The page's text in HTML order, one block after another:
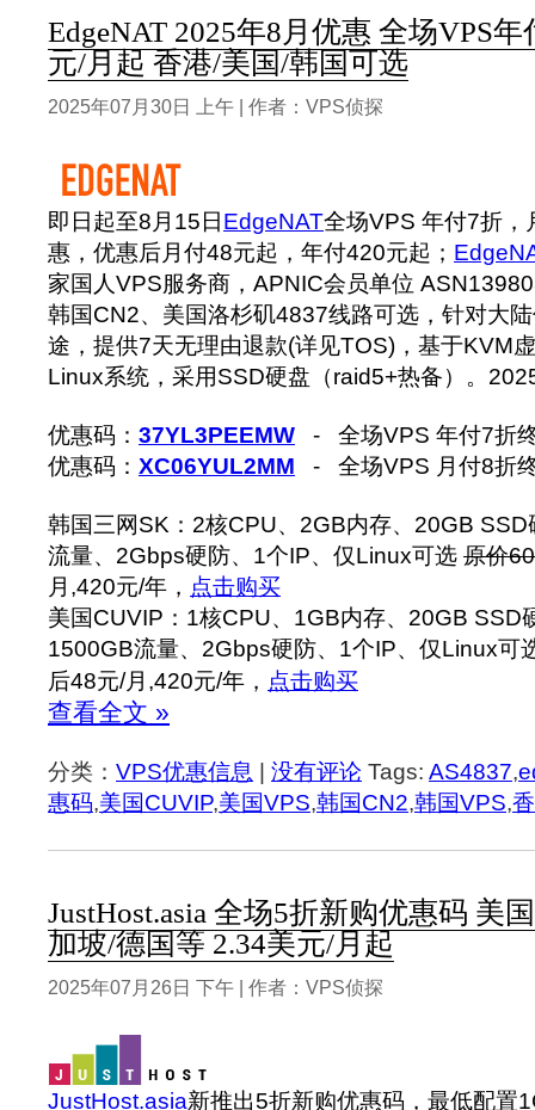
EdgeNAT 2025年8月优惠 全场VPS
元/月起 香港/美国/韩国可选
2025年07月30日 上午 | 作者：VPS侦探
即日起至8月15日EdgeNAT全场VPS 年付7折，
惠，优惠后月付48元起，年付420元起；
家国人VPS服务商，APNIC会员单位
韩国CN2、美国洛杉矶4837线路可选，针对大
途，提供7天无理由退款(详见TOS)，基于KVM
Linux系统，采用SSD硬盘（raid5+热备）。
优惠码： 37YL3PEEMW - 全场VPS 年付7折
优惠码： XC06YUL2MM - 全场VPS 月付8折
韩国三网SK：2核CPU、2GB内存、20GB
流量、2Gbps硬防、1个IP、仅Linux可选 原价
月,420元/年， 点击购买
美国CUVIP：1核CPU、1GB内存、20GB SSD
1500GB流量、2Gbps硬防、1个IP、仅Linux可
后48元/月,420元/年， 点击购买
查看全文 »
分类： VPS优惠信息 | 没有评论 Tags: AS4837,
惠码,美国CUVIP,美国VPS,韩国CN2,韩国VPS,
JustHost.asia 全场5折新购优惠码 美
加坡/德国等 2.34美元/月起
2025年07月26日 下午 | 作者：VPS侦探
JustHost.asia新推出5折新购优惠码，最低配置